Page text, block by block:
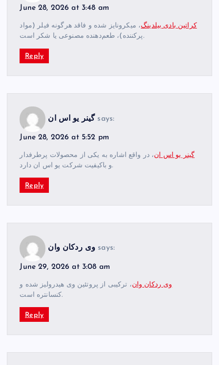
June 28, 2026 at 3:48 am
کراتین بادی بیلدینگ، میکرونایز شده و فاقد هرگونه فیلر (مواد
پرکننده)، طعم‌دهنده مصنوعی یا شکر است.
Reply
گینر یو اس ان says:
June 28, 2026 at 5:52 pm
گینر یو اس ان، در واقع اشاره به یکی از محصولات پرطرفدار
و باکیفیت شرکت یو اس ان دارد.
Reply
وی ردکان وان says:
June 29, 2026 at 3:08 am
وی ردکان وان، ترکیبی از پروتئین وی هیدرولیز شده و
کنسانتره است.
Reply